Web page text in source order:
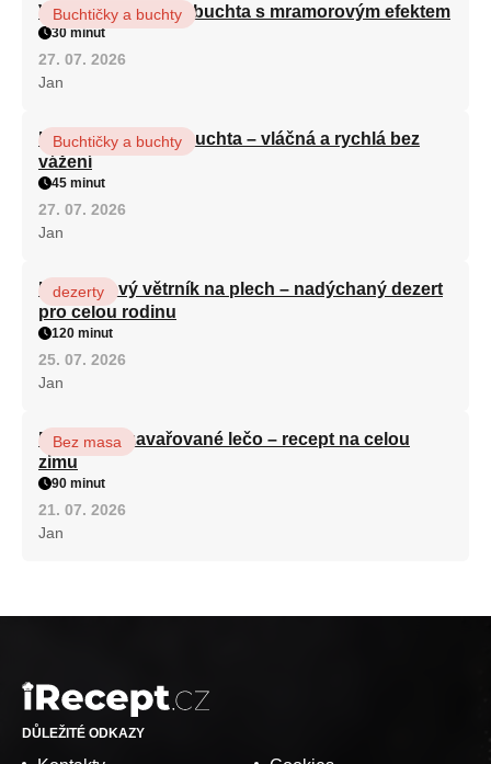
Vláčná olejová litá buchta s mramorovým efektem
Buchtičky a buchty
30 minut
27. 07. 2026
Jan
Hrnková maková buchta – vláčná a rychlá bez
vážení
Buchtičky a buchty
45 minut
27. 07. 2026
Jan
Karamelový větrník na plech – nadýchaný dezert
pro celou rodinu
dezerty
120 minut
25. 07. 2026
Jan
Babiččino zavařované lečo – recept na celou
zimu
Bez masa
90 minut
21. 07. 2026
Jan
DŮLEŽITÉ ODKAZY